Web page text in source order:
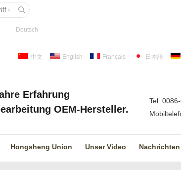
Deutsch
中文 English Français 日本語
Erfahrung
OEM-Hersteller.
Tel:
Hongsheng Union Unser Video Nachrichten